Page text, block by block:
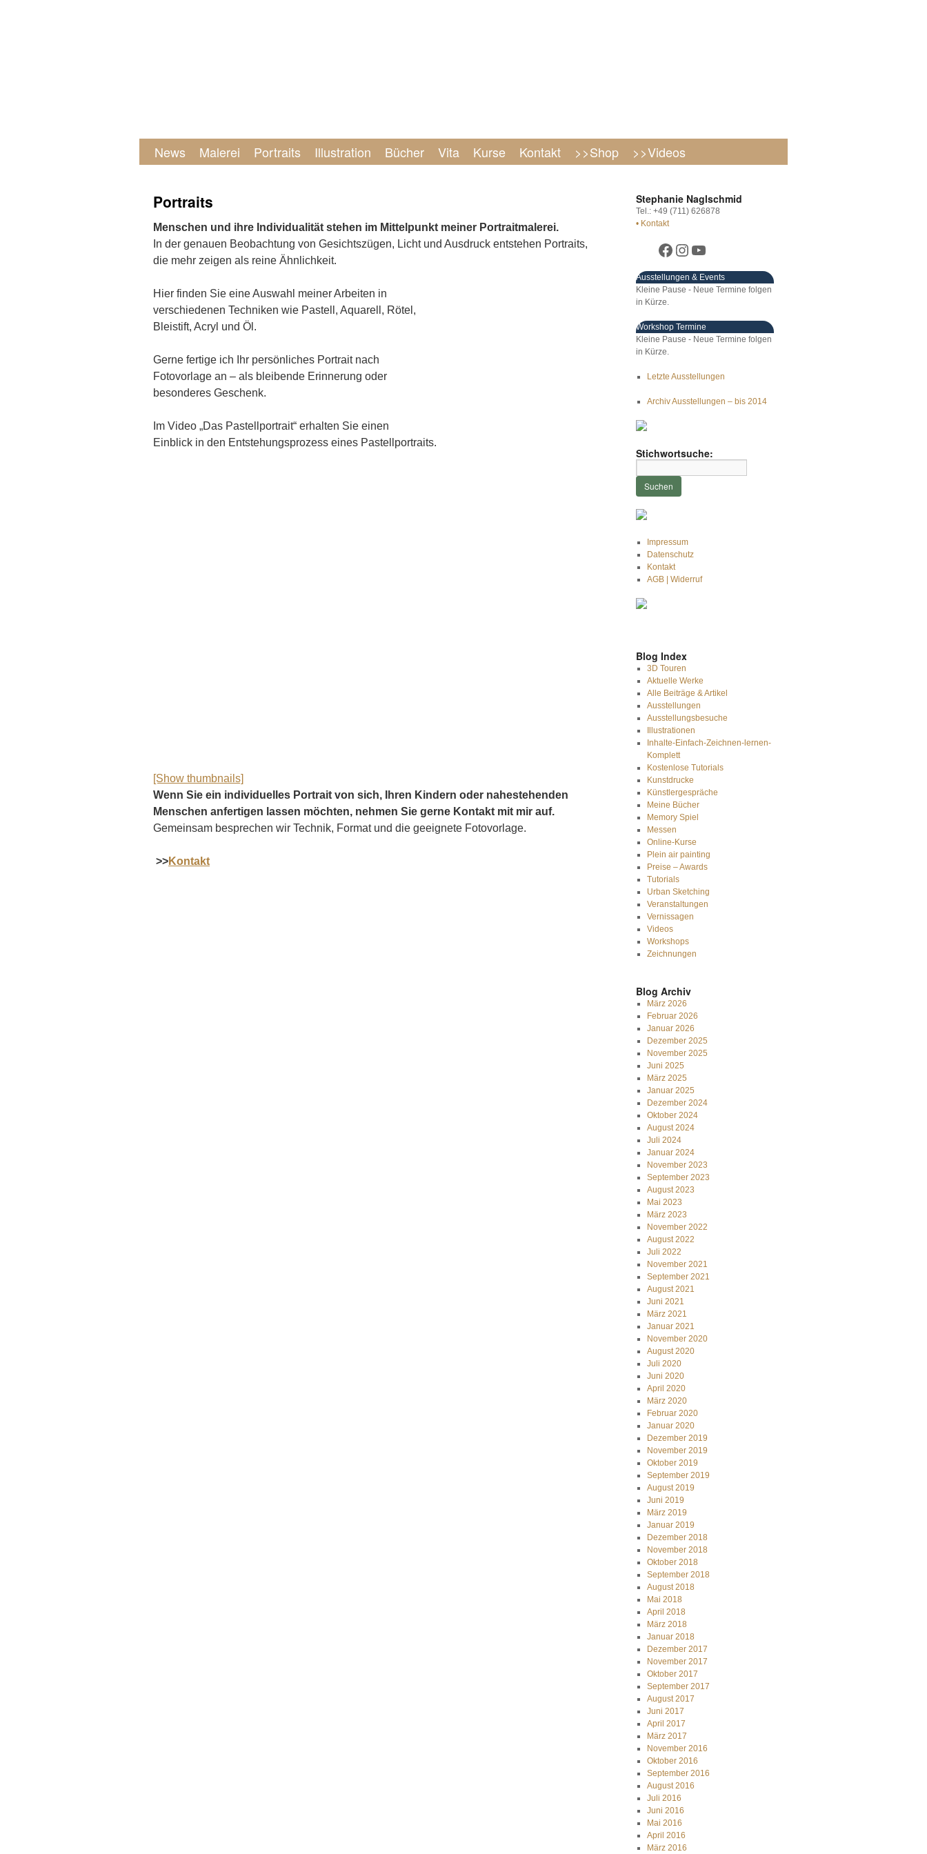
News Malerei Portraits Illustration Bücher Vita Kurse Kontakt >>Shop >>Videos
Portraits
Menschen und ihre Individualität stehen im Mittelpunkt meiner Portraitmalerei.
In der genauen Beobachtung von Gesichtszügen, Licht und Ausdruck entstehen Portraits,
die mehr zeigen als reine Ähnlichkeit.
Hier finden Sie eine Auswahl meiner Arbeiten in
verschiedenen Techniken wie Pastell, Aquarell, Rötel,
Bleistift, Acryl und Öl.
Gerne fertige ich Ihr persönliches Portrait nach
Fotovorlage an – als bleibende Erinnerung oder
besonderes Geschenk.
Im Video „Das Pastellportrait“ erhalten Sie einen
Einblick in den Entstehungsprozess eines Pastellportraits.
[Show thumbnails]
Wenn Sie ein individuelles Portrait von sich, Ihren Kindern oder nahestehenden
Menschen anfertigen lassen möchten, nehmen Sie gerne Kontakt mit mir auf.
Gemeinsam besprechen wir Technik, Format und die geeignete Fotovorlage.
>>Kontakt
Stephanie Naglschmid
Tel.: +49 (711) 626878
• Kontakt
Ausstellungen & Events
Kleine Pause - Neue Termine folgen
in Kürze.
Workshop Termine
Kleine Pause - Neue Termine folgen
in Kürze.
Letzte Ausstellungen
Archiv Ausstellungen – bis 2014
Stichwortsuche:
Impressum
Datenschutz
Kontakt
AGB | Widerruf
Blog Index
3D Touren
Aktuelle Werke
Alle Beiträge & Artikel
Ausstellungen
Ausstellungsbesuche
Illustrationen
Inhalte-Einfach-Zeichnen-lernen-
Komplett
Kostenlose Tutorials
Kunstdrucke
Künstlergespräche
Meine Bücher
Memory Spiel
Messen
Online-Kurse
Plein air painting
Preise – Awards
Tutorials
Urban Sketching
Veranstaltungen
Vernissagen
Videos
Workshops
Zeichnungen
Blog Archiv
März 2026
Februar 2026
Januar 2026
Dezember 2025
November 2025
Juni 2025
März 2025
Januar 2025
Dezember 2024
Oktober 2024
August 2024
Juli 2024
Januar 2024
November 2023
September 2023
August 2023
Mai 2023
März 2023
November 2022
August 2022
Juli 2022
November 2021
September 2021
August 2021
Juni 2021
März 2021
Januar 2021
November 2020
August 2020
Juli 2020
Juni 2020
April 2020
März 2020
Februar 2020
Januar 2020
Dezember 2019
November 2019
Oktober 2019
September 2019
August 2019
Juni 2019
März 2019
Januar 2019
Dezember 2018
November 2018
Oktober 2018
September 2018
August 2018
Mai 2018
April 2018
März 2018
Januar 2018
Dezember 2017
November 2017
Oktober 2017
September 2017
August 2017
Juni 2017
April 2017
März 2017
November 2016
Oktober 2016
September 2016
August 2016
Juli 2016
Juni 2016
Mai 2016
April 2016
März 2016